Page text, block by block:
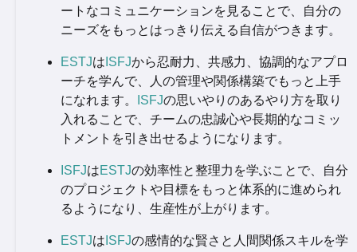
ートなコミュニケーションを見ることで、自分の
ニーズをもっとはっきり伝える自信がつきます。
ESTJは ISFJから忍耐力、共感力、協調的なアプロ
ーチを学んで、人の管理や関係構築でもっと上手
になれます。
ISFJの思いやりのあるやり方を取り
入れることで、チームの忠誠心や長期的なコミッ
トメントを引き出せるようになります。
ISFJはESTJの効率性と整理力を学ぶことで、自分
のプロジェクトや目標をもっと体系的に進められ
るようになり、生産性が上がります。
ESTJは ISFJの感情的な賢さと人間関係スキルを学